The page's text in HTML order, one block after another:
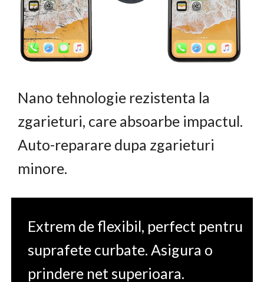
Nano tehnologie rezistenta la
zgarieturi, care absoarbe impactul.
Auto-reparare dupa zgarieturi
minore.
Extrem de flexibil, perfect pentru
suprafete curbate. Asigura o
prindere net superioara.